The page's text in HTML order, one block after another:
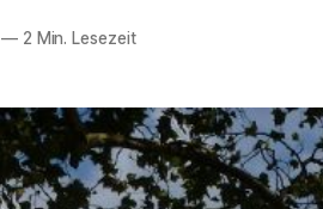
—2 Min. Lesezeit